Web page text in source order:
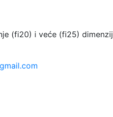
(fi20) i veće (fi25)